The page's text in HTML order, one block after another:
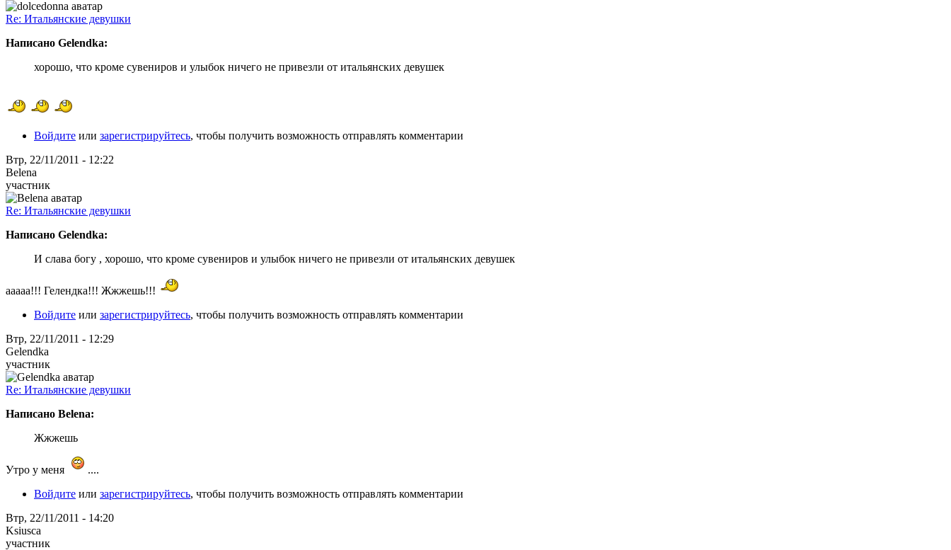
Re: Итальянские девушки
Написано Gelendka:
хорошо, что кроме сувениров и улыбок ничего не привезли от итальянских девушек
Войдите или зарегистрируйтесь, чтобы получить возможность отправлять комментарии
Втр, 22/11/2011 - 12:22
Belena
участник
Re: Итальянские девушки
Написано Gelendka:
И слава богу , хорошо, что кроме сувениров и улыбок ничего не привезли от итальянских девушек
aaaaa!!! Гелендка!!! Жжжешь!!!
Войдите или зарегистрируйтесь, чтобы получить возможность отправлять комментарии
Втр, 22/11/2011 - 12:29
Gelendka
участник
Re: Итальянские девушки
Написано Belena:
Жжжешь
Утро у меня
....
Войдите или зарегистрируйтесь, чтобы получить возможность отправлять комментарии
Втр, 22/11/2011 - 14:20
Ksiusca
участник